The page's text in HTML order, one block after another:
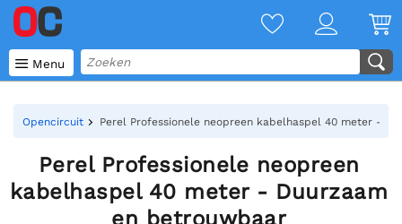
 Menu
Opencircuit Perel Professionele neopreen kabelhaspel 40 meter -
Perel Professionele neopreen
kabelhaspel 40 meter - Duurzaam
en betrouwbaar